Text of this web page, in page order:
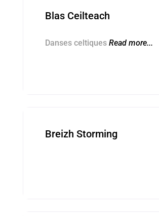
Blas Ceilteach
Danses celtiquesRead more...
Breizh Storming